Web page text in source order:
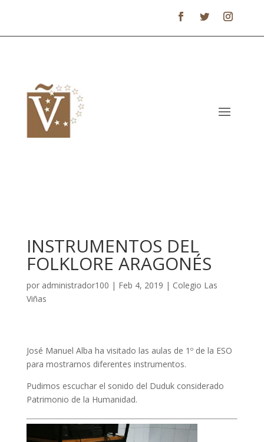
INSTRUMENTOS DEL
FOLKLORE ARAGONÉS
por administrador100 | Feb 4, 2019 | Colegio Las
Viñas
José Manuel Alba ha visitado las aulas de 1º de la ESO
para mostrarnos diferentes instrumentos.
Pudimos escuchar el sonido del Duduk considerado
Patrimonio de la Humanidad.